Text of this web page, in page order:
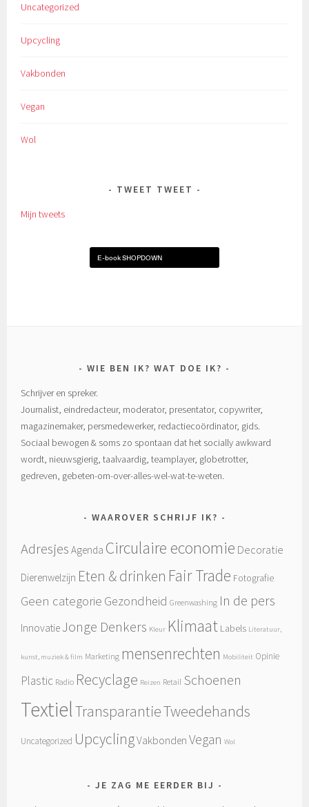
Uncategorized
Upcycling
Vakbonden
Vegan
Wol
TWEET TWEET
Mijn tweets
E-book SHOPDOWN
WIE BEN IK? WAT DOE IK?
Schrijver en spreker.
Journalist, eindredacteur, moderator, presentator, copywriter,
magazinemaker, persmedewerker, redactiecoördinator, gids.
Sociaal bewogen & soms zo spontaan dat het socially awkward
wordt, nieuwsgierig, taalvaardig, teamplayer, globetrotter,
gedreven, gebeten-om-over-alles-wel-wat-te-weten.
WAAROVER SCHRIJF IK?
Adresjes Agenda Circulaire economie Decoratie
Dierenwelzijn Eten & drinken Fair Trade Fotografie
Geen categorie Gezondheid Greenwashing In de pers
InnovatieJonge Denkers Kleur Klimaat Labels Literatuur,
kunst, muziek & film Marketing mensenrechten Mobiliteit Opinie
Plastic Radio Recyclage Reizen Retail Schoenen
TextielTransparantieTweedehands
Uncategorized UpcyclingVakbonden Vegan Wol
JE ZAG ME EERDER BIJ